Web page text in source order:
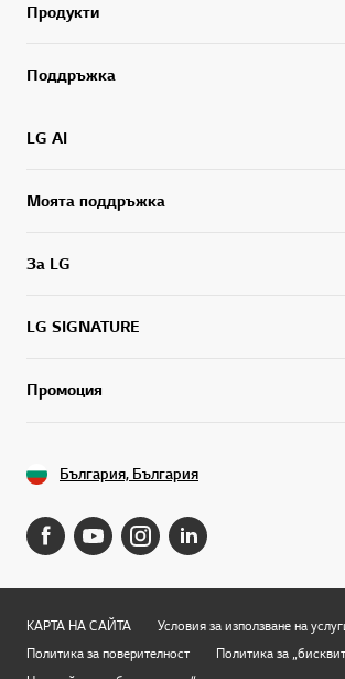
Продукти
Поддръжка
LG AI
Моята поддръжка
За LG
LG SIGNATURE
Промоция
България, България
КАРТА НА САЙТА
Условия за използване на
Политика за поверителност
Политика за